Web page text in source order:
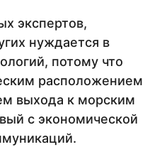
экспертов,
нуждается в
потому что
расположением
выхода к морским
с экономической